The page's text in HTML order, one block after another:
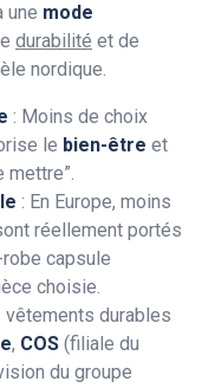
une mode
durabilité et de
nordique.
: Moins de choix
le bien-être et
mettre”.
: En Europe, moins
réellement portés
capsule
choisie.
vêtements durables
, COS (filiale du
du groupe